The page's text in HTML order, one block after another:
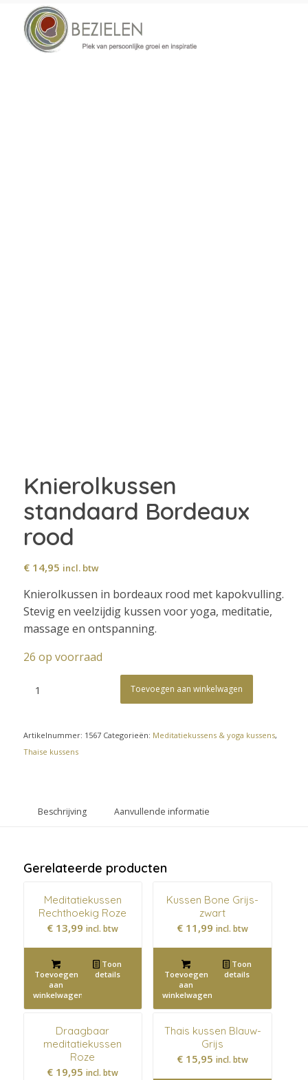
Knierolkussen
standaard Bordeaux
rood
€14,95 incl. btw
Knierolkussen in bordeaux rood met kapokvulling.
Stevig en veelzijdig kussen voor yoga, meditatie,
massage en ontspanning.
26 op voorraad
Toevoegen aan winkelwagen
Artikelnummer: 1567 Categorieën: Meditatiekussens & yoga kussens,
Thaise kussens
Beschrijving Aanvullende informatie
Gerelateerde producten
Meditatiekussen
Rechthoekig Roze
€ 13,99 incl. btw
Toevoegen
aan
winkelwagen
Toon
details
Kussen Bone Grijs-
zwart
€ 11,99 incl. btw
Toevoegen
aan
winkelwagen
Toon
details
Draagbaar
meditatiekussen
Roze
€ 19,95 incl. btw
Thais kussen Blauw-
Grijs
€ 15,95 incl. btw